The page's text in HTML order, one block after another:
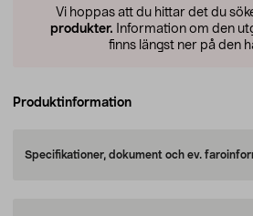
Vi hoppas att du hittar det du
produkter. Information om den
finns längst ner på den
Produktinformation
Specifikationer, dokument och ev.